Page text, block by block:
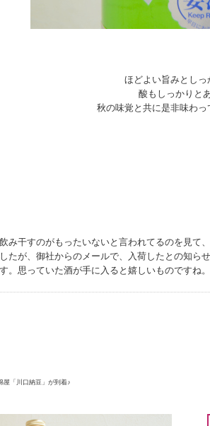
ほどよい旨みとしっ
酸もしっかりと
秋の味覚と共に是非味わっ
み干すのがもったいないと言われてるのを見
たが、御社からのメールで、入荷したとの知
。思っていた酒が手に入ると嬉しいものですね
屋「川口納豆」が到着♪